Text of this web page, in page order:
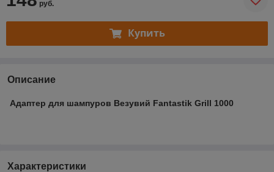
руб.
Купить
Описание
Адаптер для шампуров Везувий Fantastik Grill 1000
Характеристики